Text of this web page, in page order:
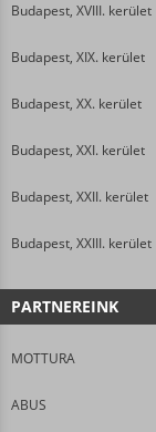
Budapest, XVIII. kerület
Budapest, XIX. kerület
Budapest, XX. kerület
Budapest, XXI. kerület
Budapest, XXII. kerület
Budapest, XXIII. kerület
PARTNEREINK
MOTTURA
ABUS